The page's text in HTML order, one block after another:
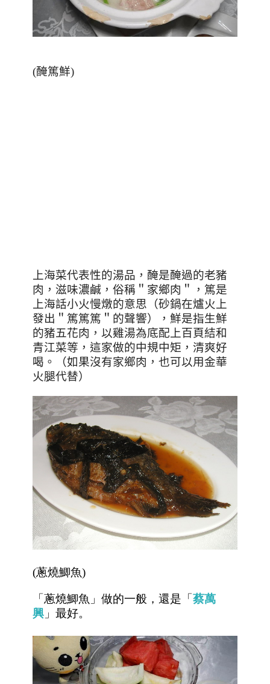
(醃篤鮮)
上海菜代表性的湯品，醃是醃過的老豬
肉，滋味濃鹹，俗稱＂家鄉肉＂，篤是
上海話小火慢燉的意思（砂鍋在爐火上
發出＂篤篤篤＂的聲響），鮮是指生鮮
的豬五花肉，以雞湯為底配上百頁結和
青江菜等，這家做的中規中矩，清爽好
喝。（如果沒有家鄉肉，也可以用金華
火腿代替）
(蔥燒鯽魚)
「蔥燒鯽魚」做的一般，還是「蔡萬
興 」最好。